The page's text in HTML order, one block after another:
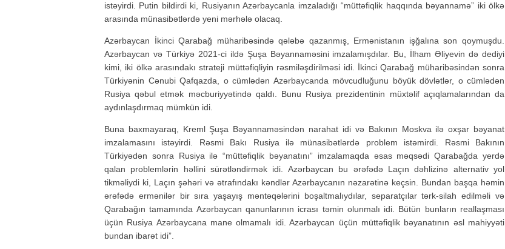
istəyirdi. Putin bildirdi ki, Rusiyanın Azərbaycanla imzaladığı “müttəfiqlik haqqında bəyannamə” iki ölkə
arasında münasibətlərdə yeni mərhələ olacaq.
Azərbaycan İkinci Qarabağ müharibəsində qələbə qazanmış, Ermənistanın işğalına son qoymuşdu.
Azərbaycan və Türkiyə 2021-ci ildə Şuşa Bəyannaməsini imzalamışdılar. Bu, İlham Əliyevin də dediyi
kimi, iki ölkə arasındakı strateji müttəfiqliyin rəsmiləşdirilməsi idi. İkinci Qarabağ müharibəsindən sonra
Türkiyənin Cənubi Qafqazda, o cümlədən Azərbaycanda mövcudluğunu böyük dövlətlər, o cümlədən
Rusiya qəbul etmək məcburiyyətində qaldı. Bunu Rusiya prezidentinin müxtəlif açıqlamalarından da
aydınlaşdırmaq mümkün idi.
Buna baxmayaraq, Kreml Şuşa Bəyannaməsindən narahat idi və Bakının Moskva ilə oxşar bəyanat
imzalamasını istəyirdi. Rəsmi Bakı Rusiya ilə münasibətlərdə problem istəmirdi. Rəsmi Bakının
Türkiyədən sonra Rusiya ilə “müttəfiqlik bəyanatını” imzalamaqda əsas məqsədi Qarabağda yerdə
qalan problemlərin həllini sürətləndirmək idi. Azərbaycan bu ərəfədə Laçın dəhlizinə alternativ yol
tikməliydi ki, Laçın şəhəri və ətrafındakı kəndlər Azərbaycanın nəzarətinə keçsin. Bundan başqa həmin
ərəfədə ermənilər bir sıra yaşayış məntəqələrini boşaltmalıydılar, separatçılar tərk-silah edilməli və
Qarabağın tamamında Azərbaycan qanunlarının icrası təmin olunmalı idi. Bütün bunların reallaşması
üçün Rusiya Azərbaycana mane olmamalı idi. Azərbaycan üçün müttəfiqlik bəyanatının əsl mahiyyəti
bundan ibarət idi”.
Tanınmış aşığın nəvəsi faciəvi şəkildə öldü